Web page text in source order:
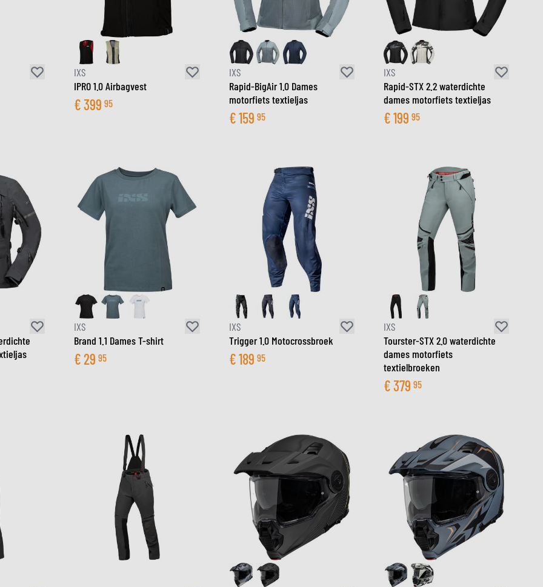
ZONNEVIZIEREN
RESERVEONDERDELEN HELM
BINNENVOERING HELM
BESCHERMING & ACCESSOIRES
BOVENLICHAAM BESCHERMING
CROSS BESCHERMING
VRIJETIJDSKLEDING
ACCESSOIRES
PETTEN & MUTSEN
BAGAGEREKKEN & BEVESTIGINGEN
IXS
IPRO 1.0 Airbagvest
€399 95
IXS
Rapid-BigAir 1.0 Dames
motorfiets textieljas
€159 95
IXS
Rapid-STX 2.2 waterdichte
dames motorfiets textieljas
€199 95
IXS
Brand 1.1 Dames T-shirt
€29 95
IXS
Trigger 1.0 Motocrossbroek
€189 95
IXS
Tourster-STX 2.0 waterdichte
dames motorfiets
textielbroeken
€379 95